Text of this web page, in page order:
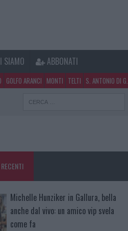
SIAMO ABBONATI
GOLFO ARANCI MONTI TELTI S. ANTONIO DI G.
Michelle Hunziker in Gallura, bella
anche dal vivo: un amico vip svela
come fa